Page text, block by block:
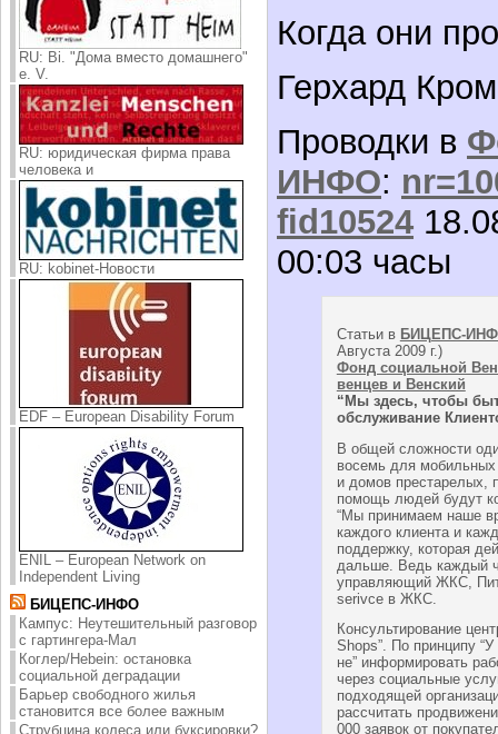
RU: Bi. "Дома вместо домашнего"
e. V.
RU: юридическая фирма права
человека и
RU: kobinet-Новости
EDF – European Disability Forum
ENIL – European Network on
Independent Living
БИЦЕПС-ИНФО
Кампус: Неутешительный разговор
с гартингера-Мал
Коглер/Hebein: остановка
социальной деградации
Барьер свободного жилья
становится все более важным
Струбцина колеса или буксировки?
Когда они
Герхард
Проводки в
ИНФО:
fid10524
00:03 часы
Статьи в БИЦЕПС-
Августа 2009 г.)
Фонд социальной
венцев и Венский
“Мы здесь, чтобы
обслуживание
В общей сложности
восемь для
и домов
помощь людей будут
“Мы принимаем наше
каждого клиента и
поддержку, которая
дальше. Ведь каждый
управляющий ЖКС,
serivce в ЖКС.
Консультирование
Shops”. По принципу
не” информировать
через социальные
подходящей
рассчитать
000 заявок от